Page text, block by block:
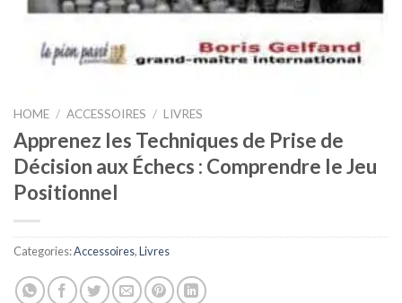
HOME / ACCESSOIRES / LIVRES
Apprenez les Techniques de Prise de
Décision aux Échecs : Comprendre le Jeu
Positionnel
Categories:Accessoires,Livres